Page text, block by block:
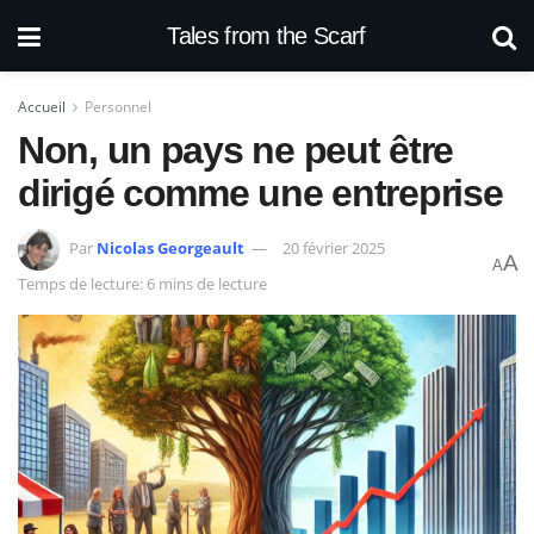
Tales from the Scarf
Accueil Personnel
Non, un pays ne peut être
dirigé comme une entreprise
Par Nicolas Georgeault
20 février 2025
Temps de lecture: 6 mins de lecture
AA